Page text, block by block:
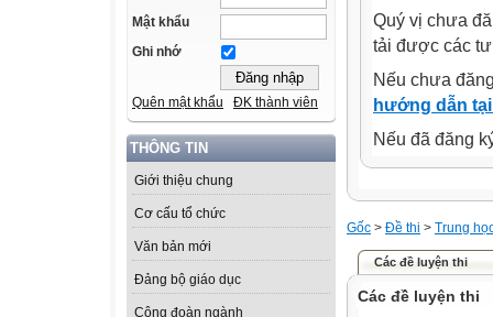
Mật khẩu
Ghi nhớ
Quên mật khẩu ĐK thành viên
THÔNG TIN
Giới thiệu chung
Cơ cấu tổ chức
Văn bản mới
Đảng bộ giáo dục
Công đoàn ngành
Quý vị chưa
tải được các
Nếu chưa
hướng dẫn
Nếu đã đăng
Gốc > Đề thi > Trung
Các đề luyện thi
Các đề luyện thi